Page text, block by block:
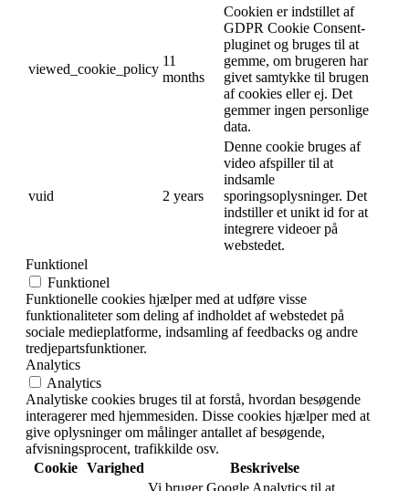
viewed_cookie_policy
11
months
Cookien er indstillet af
GDPR Cookie Consent-
pluginet og bruges til at
gemme, om brugeren har
givet samtykke til brugen
af cookies eller ej. Det
gemmer ingen personlige
data.
vuid 2 years
Denne cookie bruges af
video afspiller til at
indsamle
sporingsoplysninger. Det
indstiller et unikt id for at
integrere videoer på
webstedet.
Funktionel
Funktionel
Funktionelle cookies hjælper med at udføre visse
funktionaliteter som deling af indholdet af webstedet på
sociale medieplatforme, indsamling af feedbacks og andre
tredjepartsfunktioner.
Analytics
Analytics
Analytiske cookies bruges til at forstå, hvordan besøgende
interagerer med hjemmesiden. Disse cookies hjælper med at
give oplysninger om målinger antallet af besøgende,
afvisningsprocent, trafikkilde osv.
Cookie Varighed
Beskrivelse
Vi bruger Google Analytics til at